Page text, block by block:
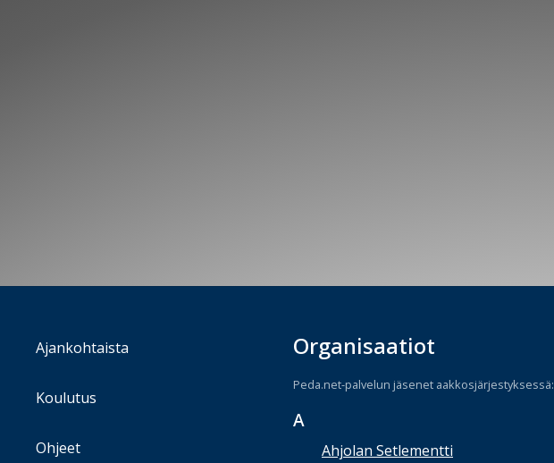
Organisaatiot
Peda.net-palvelun jäsenet aakkosjärjestyksessä:
A
Ahjolan Setlementti
Ajankohtaista
Koulutus
Ohjeet